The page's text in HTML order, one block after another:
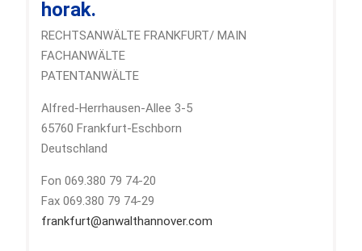
horak.
RECHTSANWÄLTE FRANKFURT/ MAIN
FACHANWÄLTE
PATENTANWÄLTE
Alfred-Herrhausen-Allee 3-5
65760 Frankfurt-Eschborn
Deutschland
Fon 069.380 79 74-20
Fax 069.380 79 74-29
frankfurt@anwalthannover.com